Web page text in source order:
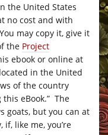
the United States
no cost and with
may copy it, give it
the Project
ebook or online at
in the United
of the country
eBook.” The
goats, but you can at
like me, you’re